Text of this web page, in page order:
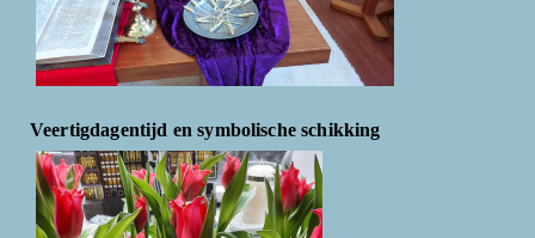
Veertigdagentijd en symbolische schikking